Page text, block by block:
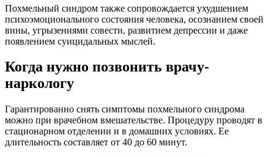
Похмельный синдром также сопровождается ухудшением
психоэмоционального состояния человека, осознанием своей
вины, угрызениями совести, развитием депрессии и даже
появлением суицидальных мыслей.
Когда нужно позвонить врачу-
наркологу
Гарантированно снять симптомы похмельного синдрома
можно при врачебном вмешательстве. Процедуру проводят в
стационарном отделении и в домашних условиях. Ее
длительность составляет от 40 до 60 минут.